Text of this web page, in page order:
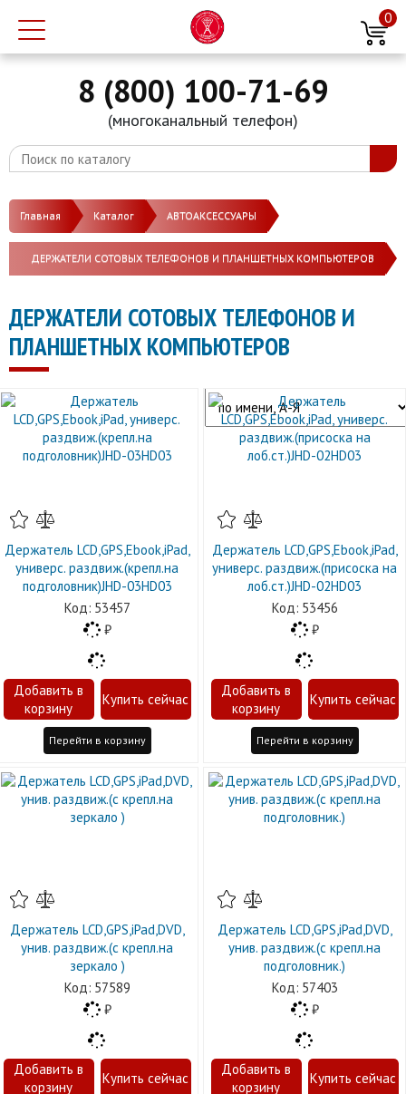
0
8 (800) 100-71-69
(многоканальный телефон)
Главная Каталог АВТОАКСЕССУАРЫ
ДЕРЖАТЕЛИ СОТОВЫХ ТЕЛЕФОНОВ И ПЛАНШЕТНЫХ КОМПЬЮТЕРОВ
ДЕРЖАТЕЛИ СОТОВЫХ ТЕЛЕФОНОВ И
ПЛАНШЕТНЫХ КОМПЬЮТЕРОВ
Держатель LCD,GPS,Ebook,iPad,
универс. раздвиж.(крепл.на
подголовник)JHD-03HD03
53457
Перейти в корзину
Держатель LCD,GPS,Ebook,iPad,
универс. раздвиж.(присоска на
лоб.ст.)JHD-02HD03
53456
Перейти в корзину
Держатель LCD,GPS,iPad,DVD,
унив. раздвиж.(с крепл.на
зеркало )
57589
Держатель LCD,GPS,iPad,DVD,
унив. раздвиж.(с крепл.на
подголовник.)
57403